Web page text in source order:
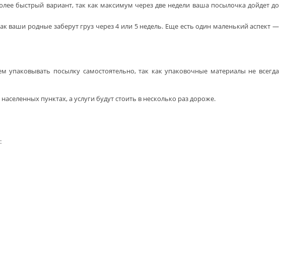
быстрый вариант, так как максимум через две недели ваша посылочка дойдет до
родные заберут груз через 4 или 5 недель. Еще есть один маленький аспект —
посылку самостоятельно, так как упаковочные материалы не всегда
пунктах, а услуги будут стоить в несколько раз дороже.